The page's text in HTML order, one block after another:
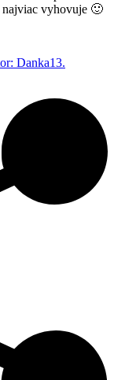
vyhovuje 🙂
Danka13.